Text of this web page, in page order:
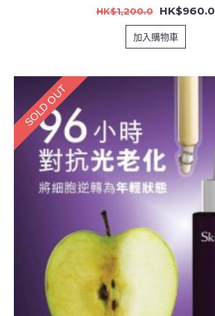
HK$1,200.0 HK$960.0
加入購物車
SOLD OUT